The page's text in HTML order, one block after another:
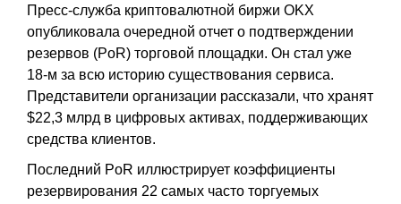
Пресс-служба криптовалютной биржи OKX
опубликовала очередной отчет о подтверждении
резервов (PoR) торговой площадки. Он стал уже
18-м за всю историю существования сервиса.
Представители организации рассказали, что хранят
$22,3 млрд в цифровых активах, поддерживающих
средства клиентов.
Последний PoR иллюстрирует коэффициенты
резервирования 22 самых часто торгуемых